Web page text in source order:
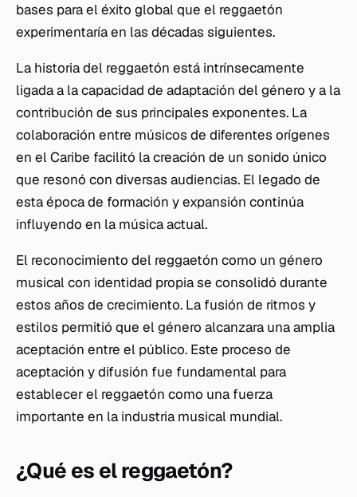
bases para el éxito global que el reggaetón
experimentaría en las décadas siguientes.
La historia del reggaetón está intrínsecamente
ligada a la capacidad de adaptación del género y a la
contribución de sus principales exponentes. La
colaboración entre músicos de diferentes orígenes
en el Caribe facilitó la creación de un sonido único
que resonó con diversas audiencias. El legado de
esta época de formación y expansión continúa
influyendo en la música actual.
El reconocimiento del reggaetón como un género
musical con identidad propia se consolidó durante
estos años de crecimiento. La fusión de ritmos y
estilos permitió que el género alcanzara una amplia
aceptación entre el público. Este proceso de
aceptación y difusión fue fundamental para
establecer el reggaetón como una fuerza
importante en la industria musical mundial.
¿Qué es el reggaetón?